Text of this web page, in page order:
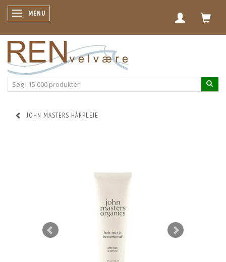
SKIFTE NAVIGATION
MENU
JOHN MASTERS HÅRPLEJE